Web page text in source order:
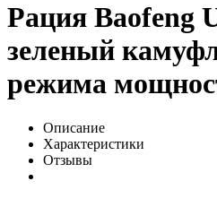
Рация Baofeng
зеленый
режима
Описание
Характеристики
Отзывы